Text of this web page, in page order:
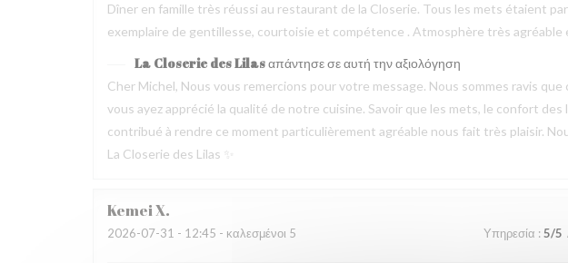
Dîner en famille très réussi au restaurant de la Closerie. Tous les mets étaient
exemplaire de gentillesse, courtoisie et compétence . Atmosphère très agréable
La Closerie des Lilasαπάντησε σε αυτή την αξιολόγηση
Cher Michel, Nous vous remercions pour votre message. Nous sommes ravis
vous ayez apprécié la qualité de notre cuisine. Savoir que les mets, le confort
contribué à rendre ce moment particulièrement agréable nous fait très plaisir.
La Closerie des Lilas ✨
KemeiX
2026-07-31 - 12:45 - καλεσμένοι 5 Υπηρεσία : 5/5